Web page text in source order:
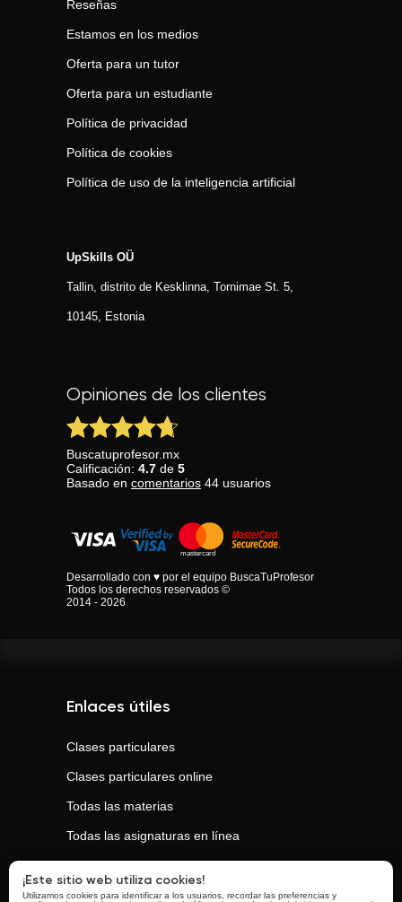
Reseñas
Estamos en los medios
Oferta para un tutor
Oferta para un estudiante
Política de privacidad
Política de cookies
Política de uso de la inteligencia artificial
UpSkills OÜ
Tallin, distrito de Kesklinna, Tornimаe St. 5,
10145, Estonia
Opiniones de los clientes
Buscatuprofesor.mx
Calificación: 4.7 de 5
Basado en comentarios 44 usuarios
Desarrollado con ♥ por el equipo BuscaTuProfesor
Todos los derechos reservados ©
2014 - 2026
Enlaces útiles
Clases particulares
Clases particulares online
Todas las materias
Todas las asignaturas en línea
Todas las ciudades
¡Este sitio web utiliza cookies!
Utilizamos cookies para identificar a los usuarios, recordar las preferencias y